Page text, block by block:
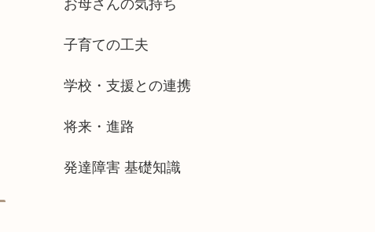
お母さんの気持ち
子育ての工夫
学校・支援との連携
将来・進路
発達障害 基礎知識